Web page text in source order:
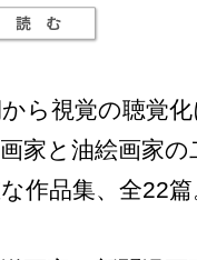
ら視覚の聴覚
家と油絵画家の
作品集、全22